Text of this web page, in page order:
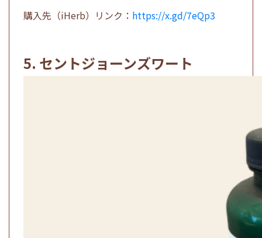
購入先（iHerb）リンク： https://x.gd/7eQp3
5. セントジョーンズワート